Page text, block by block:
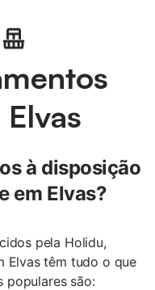
à disposição
em Elvas?
pela Holidu,
Elvas têm tudo o que
populares são: